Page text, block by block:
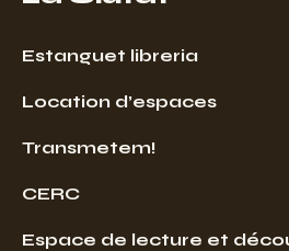
Estanguet libreria
Location d’espaces
Transmetem!
CERC
Espace de lecture et